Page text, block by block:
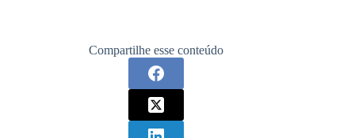
Compartilhe esse conteúdo